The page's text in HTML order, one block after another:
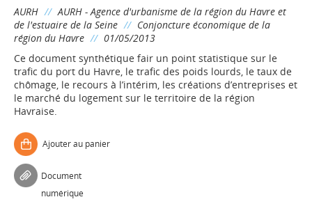
AURH // AURH - Agence d'urbanisme de la région du Havre et
de l'estuaire de la Seine // Conjoncture économique de la
région du Havre // 01/05/2013
Ce document synthétique fair un point statistique sur le
trafic du port du Havre, le trafic des poids lourds, le taux de
chômage, le recours à l’intérim, les créations d’entreprises et
le marché du logement sur le territoire de la région
Havraise.
Ajouter au panier
Document
numérique